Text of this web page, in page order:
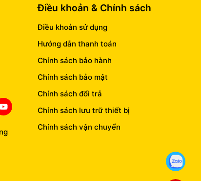
Điều khoản & Chính sách
Điều khoản sử dụng
Hướng dẫn thanh toán
Chính sách bảo hành
Chính sách bảo mật
Chính sách đổi trả
Chính sách lưu trữ thiết bị
Chính sách vận chuyển